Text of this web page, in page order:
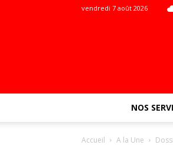
vendredi 7 août 2026
NOS
Accueil A la Une